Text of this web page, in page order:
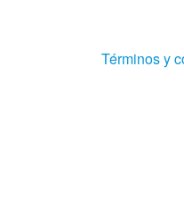
Términos y